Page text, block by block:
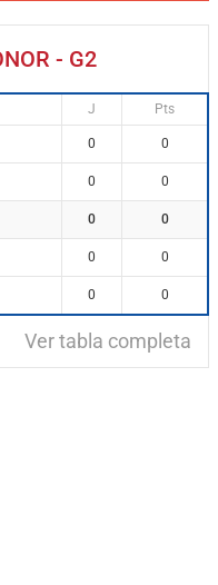
- G2
J Pts
0 0
0 0
0 0
0 0
0 0
Ver tabla completa